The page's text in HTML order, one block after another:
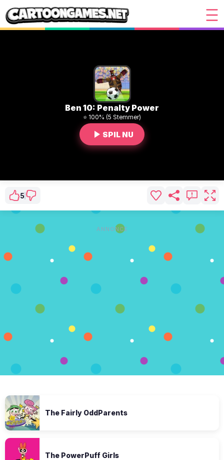
Ben 10: Penalty Power
⭐ 100% (5 Stemmer)
SPIL NU
5
ANNONCE
The Fairly OddParents
The PowerPuff Girls